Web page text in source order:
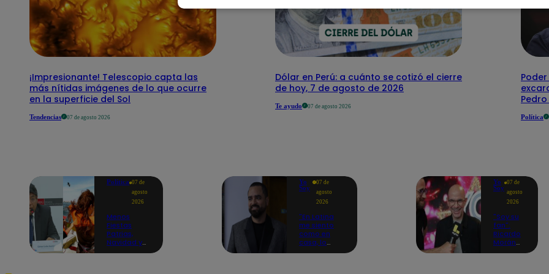
¡Impresionante! Telescopio capta las
más nítidas imágenes de lo que ocurre
en la superficie del Sol
Tendencias 07 de agosto 2026
Dólar en Perú: a cuánto se cotizó el cierre
de hoy, 7 de agosto de 2026
Te ayudo 07 de agosto 2026
Política
Política 07 de
agosto
2026
Menos
Fiestas
Patrias,
Navidad y
Yo
Soy
07 de
agosto
2026
"En Latina
me siento
como en
casa, lo
Yo
Soy
07 de
agosto
2026
"Soy su
fan":
Ricardo
Morán